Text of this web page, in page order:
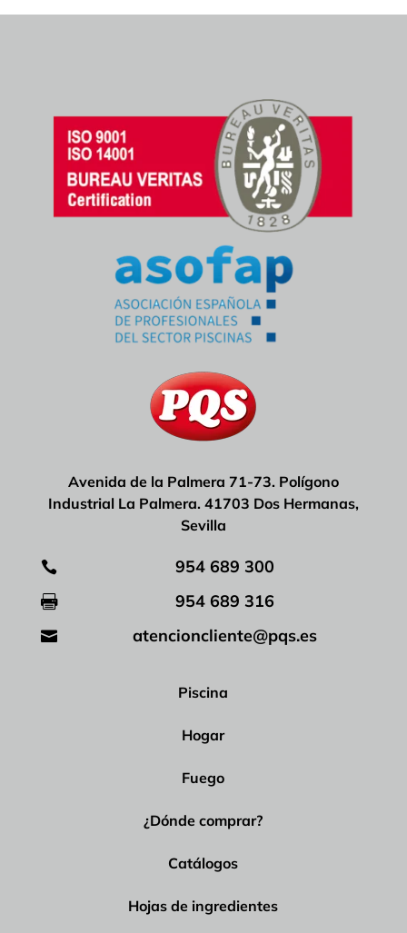
Avenida de la Palmera 71-73. Polígono
Industrial La Palmera. 41703 Dos Hermanas,
Sevilla
 954 689 300
 954 689 316
 atencioncliente@pqs.es
Piscina
Hogar
Fuego
¿Dónde comprar?
Catálogos
Hojas de ingredientes